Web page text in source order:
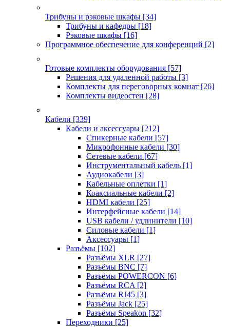
Трибуны и рэковые шкафы [34]
Трибуны и кафедры [18]
Рэковые шкафы [16]
Программное обеспечение для конференций [2]
Готовые комплекты оборудования [57]
Решения для удаленной работы [3]
Комплекты для переговорных комнат [26]
Комплекты видеостен [28]
Кабели [339]
Кабели и аксессуары [212]
Спикерные кабели [57]
Микрофонные кабели [30]
Сетевые кабели [67]
Инструментальный кабель [1]
Аудиокабели [3]
Кабельные оплетки [1]
Коаксиальные кабели [2]
HDMI кабели [25]
Интерфейсные кабели [14]
USB кабели / удлинители [10]
Силовые кабели [1]
Аксессуары [1]
Разъёмы [102]
Разъёмы XLR [27]
Разъёмы BNC [7]
Разъёмы POWERCON [6]
Разъёмы RCA [2]
Разъёмы RJ45 [3]
Разъёмы Jack [25]
Разъёмы Speakon [32]
Переходники [25]